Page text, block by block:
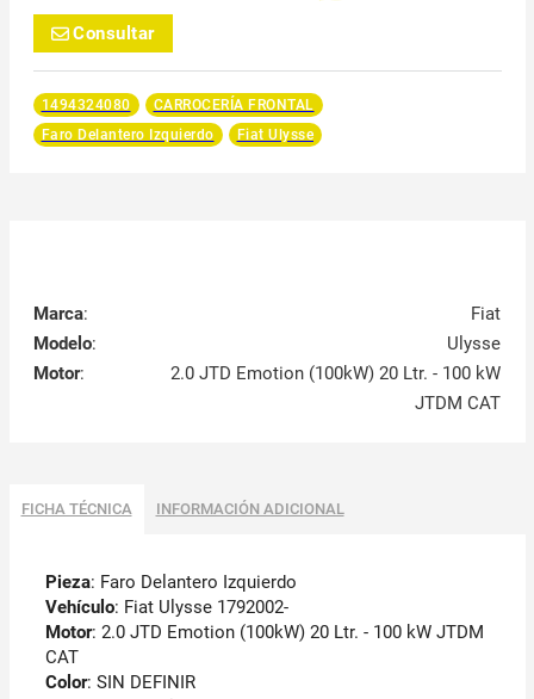
Consultar
1494324080
CARROCERÍA FRONTAL
Faro Delantero Izquierdo
Fiat Ulysse
Marca:
Fiat
Modelo:
Ulysse
Motor:
2.0 JTD Emotion (100kW) 20 Ltr. - 100 kW
JTDM CAT
FICHA TÉCNICA INFORMACIÓN ADICIONAL
Pieza: Faro Delantero Izquierdo
Vehículo: Fiat Ulysse 1792002-
Motor: 2.0 JTD Emotion (100kW) 20 Ltr. - 100 kW JTDM
CAT
Color: SIN DEFINIR